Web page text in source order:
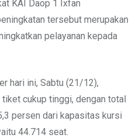
KAI Daop 1 Ixfan
tersebut merupakan
pelayanan kepada
hari ini, Sabtu (21/12),
tiket cukup tinggi, dengan total
persen dari kapasitas kursi
44.714 seat.